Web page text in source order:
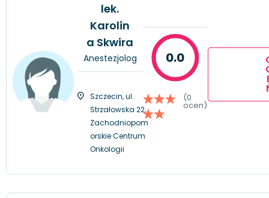
lek.
Karolin
a Skwira
Anestezjolog
Szczecin, ul.
Strzałowska 22,
Zachodniopom
orskie Centrum
Onkologii
0.0
(0
ocen)